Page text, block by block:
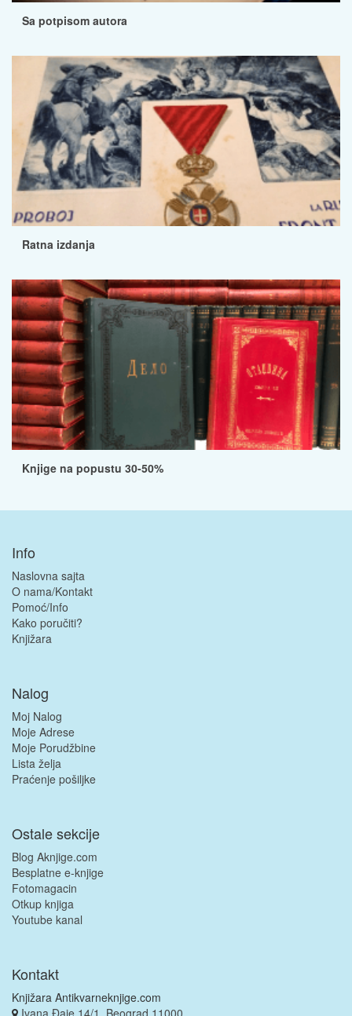
Sa potpisom autora
Ratna izdanja
Knjige na popustu 30-50%
Info
Naslovna sajta
O nama/Kontakt
Pomoć/Info
Kako poručiti?
Knjižara
Nalog
Moj Nalog
Moje Adrese
Moje Porudžbine
Lista želja
Praćenje pošiljke
Ostale sekcije
Blog Aknjige.com
Besplatne e-knjige
Fotomagacin
Otkup knjiga
Youtube kanal
Kontakt
Knjižara Antikvarneknjige.com
Ivana Đaje 14/1, Beograd 11000